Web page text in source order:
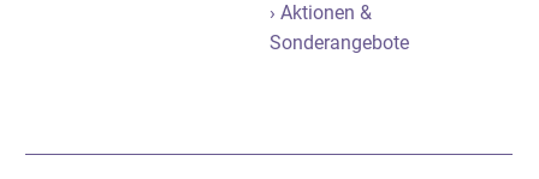
› Aktionen &
Sonderangebote